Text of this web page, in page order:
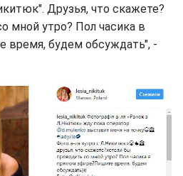
Друзья, что скажете?
мной утро? Пол часика в
время, будем обсуждать", -